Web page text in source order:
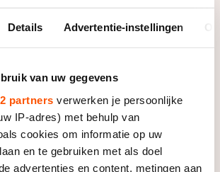
Details Advertentie-instellingen
van uw gegevens
partners verwerken je persoonlijke
IP-adres) met behulp van
cookies om informatie op uw
en te gebruiken met als doel
advertenties en content, metingen aan
verhalen